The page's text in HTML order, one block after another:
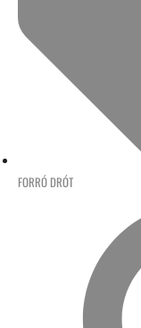
FORRÓ DRÓT